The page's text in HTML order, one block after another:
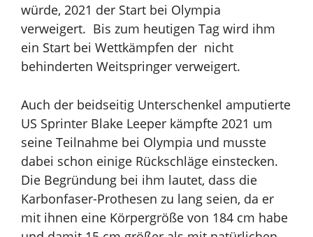
würde, 2021 der Start bei Olympia
verweigert. Bis zum heutigen Tag wird ihm
ein Start bei Wettkämpfen der nicht
behinderten Weitspringer verweigert.
Auch der beidseitig Unterschenkel amputierte
US Sprinter Blake Leeper kämpfte 2021 um
seine Teilnahme bei Olympia und musste
dabei schon einige Rückschläge einstecken.
Die Begründung bei ihm lautet, dass die
Karbonfaser-Prothesen zu lang seien, da er
mit ihnen eine Körpergröße von 184 cm habe